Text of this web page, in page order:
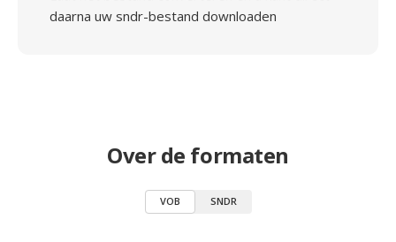
daarna uw sndr-bestand downloaden
Over de formaten
VOB SNDR